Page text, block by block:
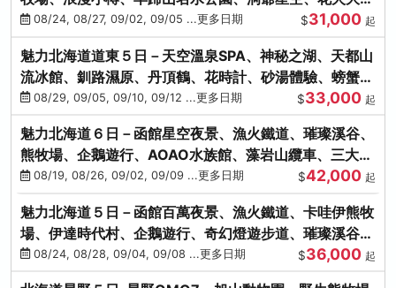
會、螃蟹懷石料理
08/24, 08/27, 09/02, 09/05 ...更多日期 $31,000 起
魅力北海道道東５日－天空溫泉SPA、神秘之湖、天都山
流冰館、釧路濕原、丹頂鶴、花時計、砂湯體驗、螃蟹吃
到飽08/29, 09/05, 09/10, 09/12 ...更多日期 $33,000 起
魅力北海道６日－函館星空夜景、漁火鐵道、璀璨溪谷、
熊牧場、企鵝遊行、AOAO水族館、藻岩山纜車、三大螃
蟹吃到飽
08/19, 08/26, 09/02, 09/09 ...更多日期 $42,000 起
魅力北海道５日－函館百萬夜景、漁火鐵道、卡哇伊熊牧
場、伊達時代村、企鵝遊行、奇幻燈遊步道、璀璨溪谷、
人氣NO1小丑漢堡
08/24, 08/28, 09/04, 09/08 ...更多日期 $36,000 起